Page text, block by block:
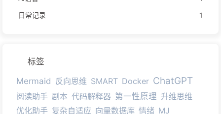
日常记录
1
标签
Mermaid 反向思维 SMART Docker ChatGPT
阅读助手 剧本 代码解释器 第一性原理 升维思维
优化助手 复杂自适应 向量数据库 情绪 MJ